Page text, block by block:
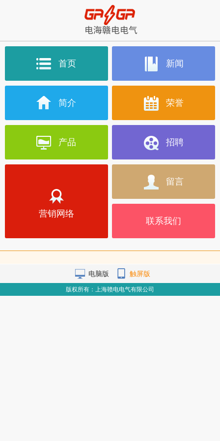
首页 新闻
简介 荣誉
产品 招聘
营销网络
留言
联系我们
电脑版 触屏版
版权所有：上海赣电电气有限公司